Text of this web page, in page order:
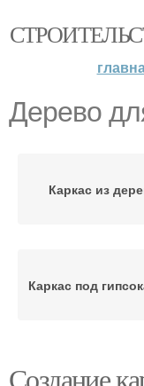
Дерево
Каркас из
Каркас под